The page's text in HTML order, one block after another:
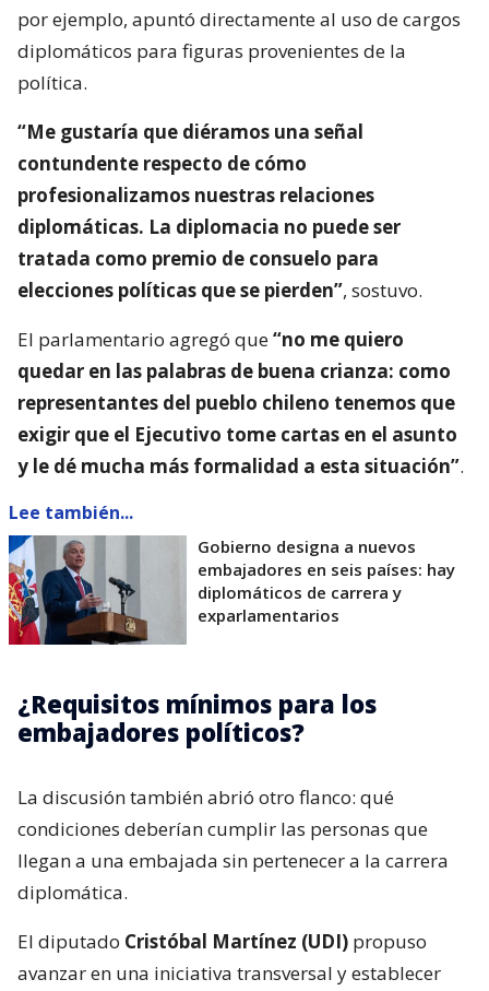
por ejemplo, apuntó directamente al uso de cargos
diplomáticos para figuras provenientes de la
política.
“Me gustaría que diéramos una señal
contundente respecto de cómo
profesionalizamos nuestras relaciones
diplomáticas. La diplomacia no puede ser
tratada como premio de consuelo para
elecciones políticas que se pierden”, sostuvo.
El parlamentario agregó que“no me quiero
quedar en las palabras de buena crianza: como
representantes del pueblo chileno tenemos que
exigir que el Ejecutivo tome cartas en el asunto
y le dé mucha más formalidad a esta situación”.
Lee también...
Gobierno designa a nuevos
embajadores en seis países: hay
diplomáticos de carrera y
exparlamentarios
¿Requisitos mínimos para los
embajadores políticos?
La discusión también abrió otro flanco: qué
condiciones deberían cumplir las personas que
llegan a una embajada sin pertenecer a la carrera
diplomática.
El diputado Cristóbal Martínez (UDI) propuso
avanzar en una iniciativa transversal y establecer